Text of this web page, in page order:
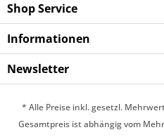
Shop Service
Informationen
Newsletter
* Alle Preise inkl. gesetzl.
Gesamtpreis ist abhängig vom